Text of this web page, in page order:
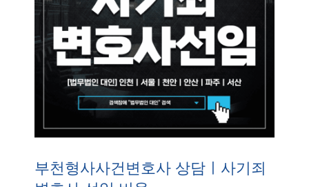
부천형사사건변호사 상담ㅣ사기죄